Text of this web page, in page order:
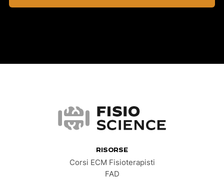
FisioScience
RISORSE
Corsi ECM Fisioterapisti
FAD